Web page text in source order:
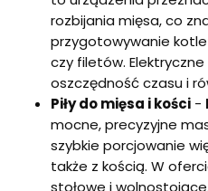
rozbijania mięsa, co
przygotowywanie
czy filetów.
oszczędność czasu i
Piły do mięsa i kości -
mocne, precyzyjne
szybkie porcjowanie
także z kością. W
stołowe i